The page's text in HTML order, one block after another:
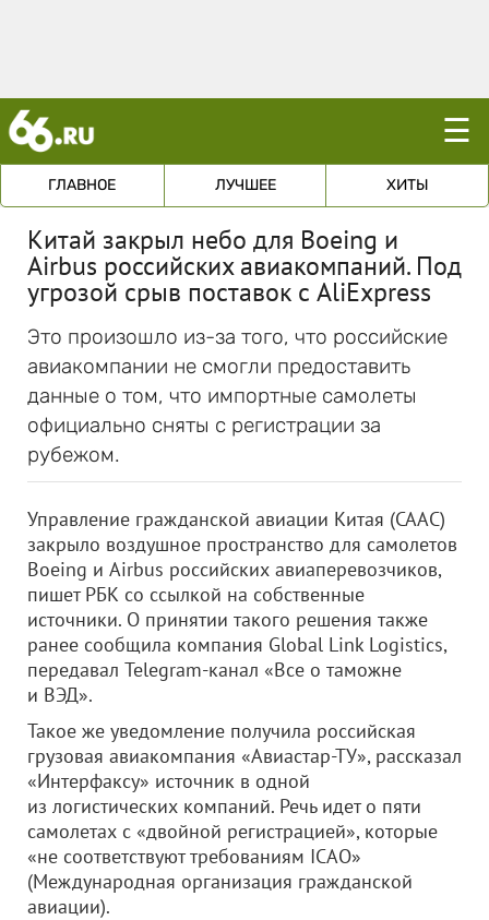
☰
ГЛАВНОЕ ЛУЧШЕЕ ХИТЫ
Китай закрыл небо для Boeing и
Airbus российских авиакомпаний. Под
угрозой срыв поставок с AliExpress
Это произошло из-за того, что российские
авиакомпании не смогли предоставить
данные о том, что импортные самолеты
официально сняты с регистрации за
рубежом.
Управление гражданской авиации Китая (CAAC)
закрыло воздушное пространство для самолетов
Boeing и Airbus российских авиаперевозчиков,
пишет РБК со ссылкой на собственные
источники. О принятии такого решения также
ранее сообщила компания Global Link Logistics,
передавал Telegram-канал «Все о таможне
и ВЭД».
Такое же уведомление получила российская
грузовая авиакомпания «Авиастар-ТУ», рассказал
«Интерфаксу» источник в одной
из логистических компаний. Речь идет о пяти
самолетах с «двойной регистрацией», которые
«не соответствуют требованиям ICАО»
(Международная организация гражданской
авиации).